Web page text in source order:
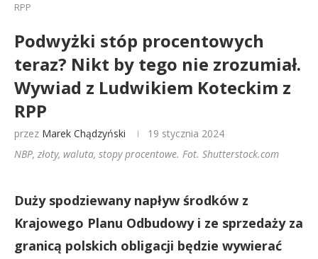
RPP
Podwyżki stóp procentowych
teraz? Nikt by tego nie zrozumiał.
Wywiad z Ludwikiem Koteckim z
RPP
przez Marek Chądzyński
19 stycznia 2024
NBP, złoty, waluta, stopy procentowe. Fot. Shutterstock.com
Duży spodziewany napływ środków z
Krajowego Planu Odbudowy i ze sprzedaży za
granicą polskich obligacji będzie wywierać